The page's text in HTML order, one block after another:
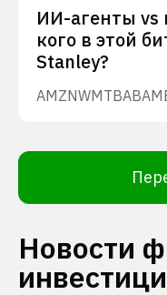
ИИ-агенты vs
кого в этой
Stanley?
AMZNWMTBABA
Новости